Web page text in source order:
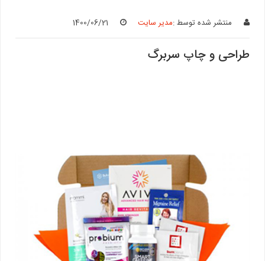
منتشر شده توسط :مدیر سایت 1400/06/21
طراحی و چاپ سربرگ